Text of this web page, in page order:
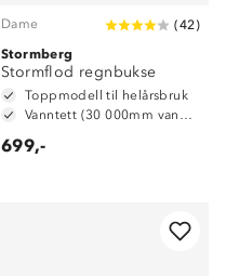
Dame (42)
Stormberg
Stormflod regnbukse
Toppmodell til helårsbruk
Vanntett (30 000mm vannsøyle)
699,-